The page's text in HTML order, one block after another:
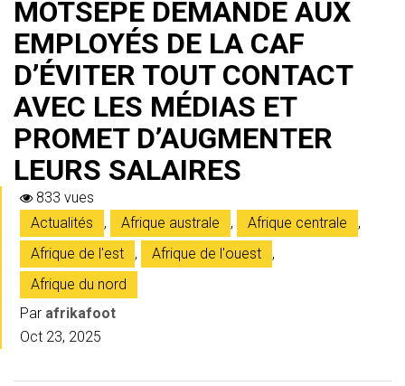
MOTSEPE DEMANDE AUX
EMPLOYÉS DE LA CAF
D’ÉVITER TOUT CONTACT
AVEC LES MÉDIAS ET
PROMET D’AUGMENTER
LEURS SALAIRES
833 vues
Actualités
, Afrique australe , Afrique centrale
,
Afrique de l'est
, Afrique de l'ouest
,
Afrique du nord
Par afrikafoot
Oct 23, 2025